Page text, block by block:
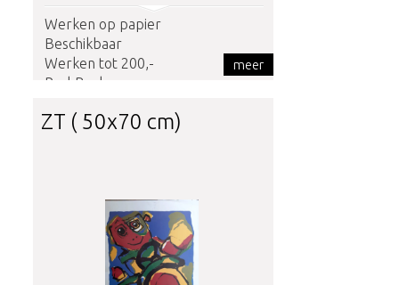
Werken op papier
Beschikbaar
Werken tot 200,-
Paul Beckers
meer
ZT ( 50x70 cm)